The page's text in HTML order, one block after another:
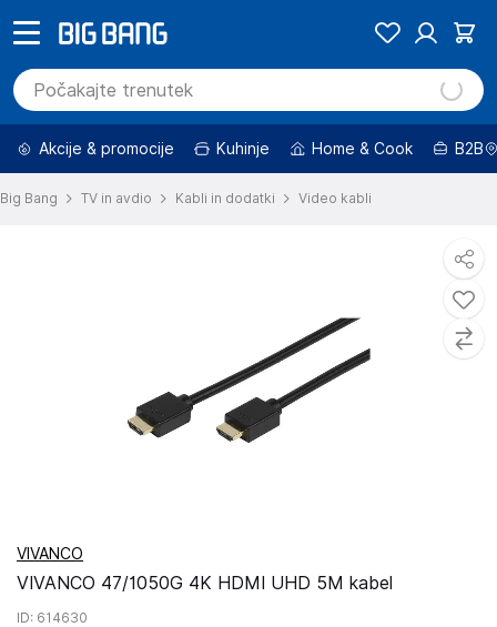
Akcije & promocije Kuhinje Home & Cook B2B
Big Bang TV in avdio Kabli in dodatki Video kabli
VIVANCO
VIVANCO 47/1050G 4K HDMI UHD 5M kabel
ID: 614630